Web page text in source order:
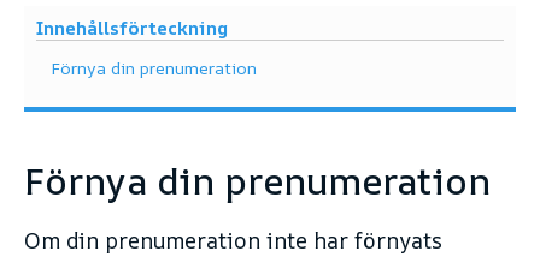
Innehållsförteckning
Förnya din prenumeration
Förnya din prenumeration
Om din prenumeration inte har förnyats